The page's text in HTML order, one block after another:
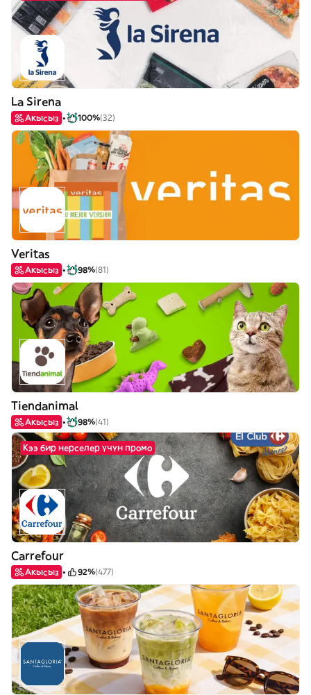
La Sirena
Акысыз 100%(32)
Veritas
Акысыз 98%(81)
Tiendanimal
Акысыз 98%(41)
Кээ бир нерселер үчүн промо
Carrefour
Акысыз 92%(477)